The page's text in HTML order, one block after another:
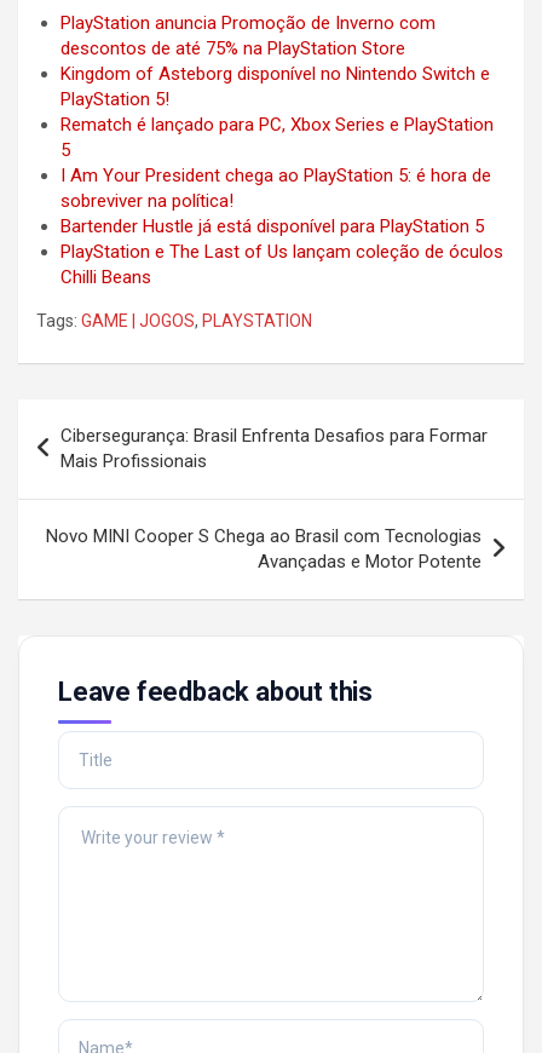
PlayStation anuncia Promoção de Inverno com
descontos de até 75% na PlayStation Store
Kingdom of Asteborg disponível no Nintendo Switch e
PlayStation 5!
Rematch é lançado para PC, Xbox Series e PlayStation
5
I Am Your President chega ao PlayStation 5: é hora de
sobreviver na política!
Bartender Hustle já está disponível para PlayStation 5
PlayStation e The Last of Us lançam coleção de óculos
Chilli Beans
Tags: GAME | JOGOS, PLAYSTATION
navigation
Cibersegurança: Brasil Enfrenta Desafios para Formar
Mais Profissionais
Novo MINI Cooper S Chega ao Brasil com Tecnologias
Avançadas e Motor Potente
Leave feedback about this